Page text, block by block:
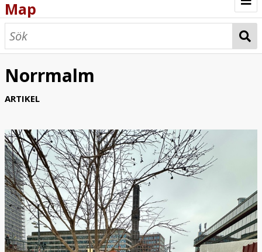
Map
Browse
Map
Norrmalm
ARTIKEL